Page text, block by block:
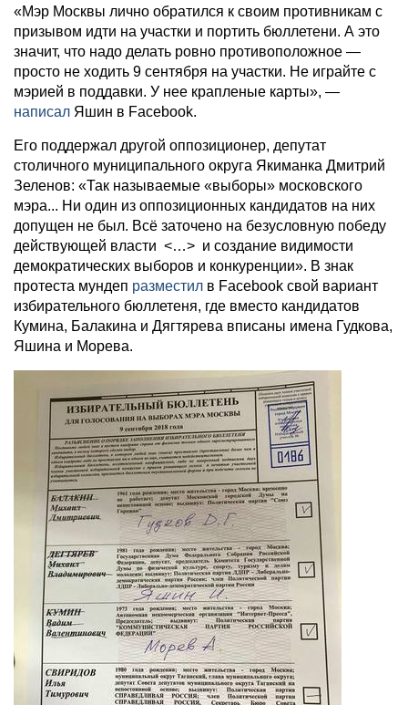
«Мэр Москвы лично обратился к своим противникам с
призывом идти на участки и портить бюллетени. А это
значит, что надо делать ровно противоположное —
просто не ходить 9 сентября на участки. Не играйте с
мэрией в поддавки. У нее крапленые карты», —
написал Яшин в Facebook.
Его поддержал другой оппозиционер, депутат
столичного муниципального округа Якиманка Дмитрий
Зеленов: «Так называемые «выборы» московского
мэра... Ни один из оппозиционных кандидатов на них
допущен не был. Всё заточено на безусловную победу
действующей власти <…> и создание видимости
демократических выборов и конкуренции». В знак
протеста мундеп разместил в Facebook свой вариант
избирательного бюллетеня, где вместо кандидатов
Кумина, Балакина и Дягтярева вписаны имена Гудкова,
Яшина и Морева.